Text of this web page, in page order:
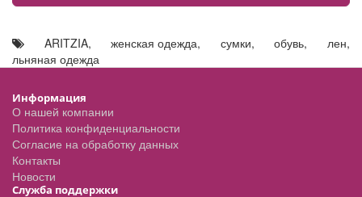
ARITZIA,женская одежда, сумки,обувь,лен,
льняная одежда
Информация
О нашей компании
Политика конфиденциальности
Согласие на обработку данных
Контакты
Новости
Служба поддержки